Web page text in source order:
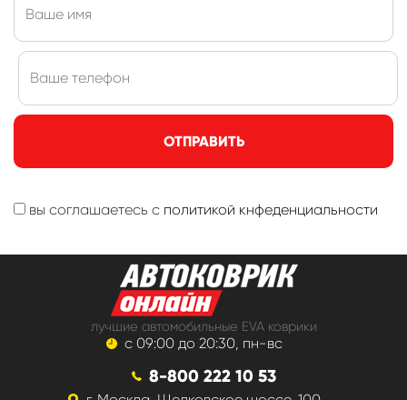
ОТПРАВИТЬ
вы соглашаетесь с политикой кнфеденциальности
лучшие автомобильные EVA коврики
с 09:00 до 20:30, пн-вс
8-800 222 10 53